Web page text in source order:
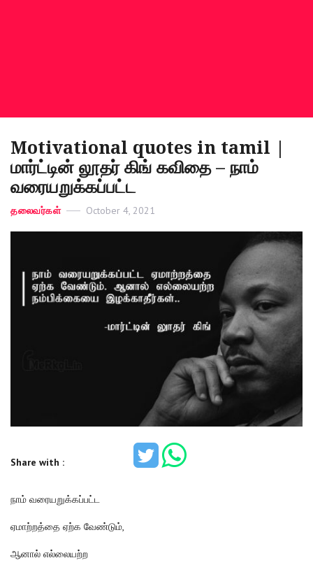
Motivational quotes in tamil |
மார்ட்டின் லூதர் கிங் கவிதை – நாம்
வரையறுக்கப்பட்ட
Categories
தலைவர்கள்
Posted
October 4, 2021
Share with :
நாம் வரையறுக்கப்பட்ட
ஏமாற்றத்தை ஏற்க வேண்டும்,
ஆனால் எல்லையற்ற